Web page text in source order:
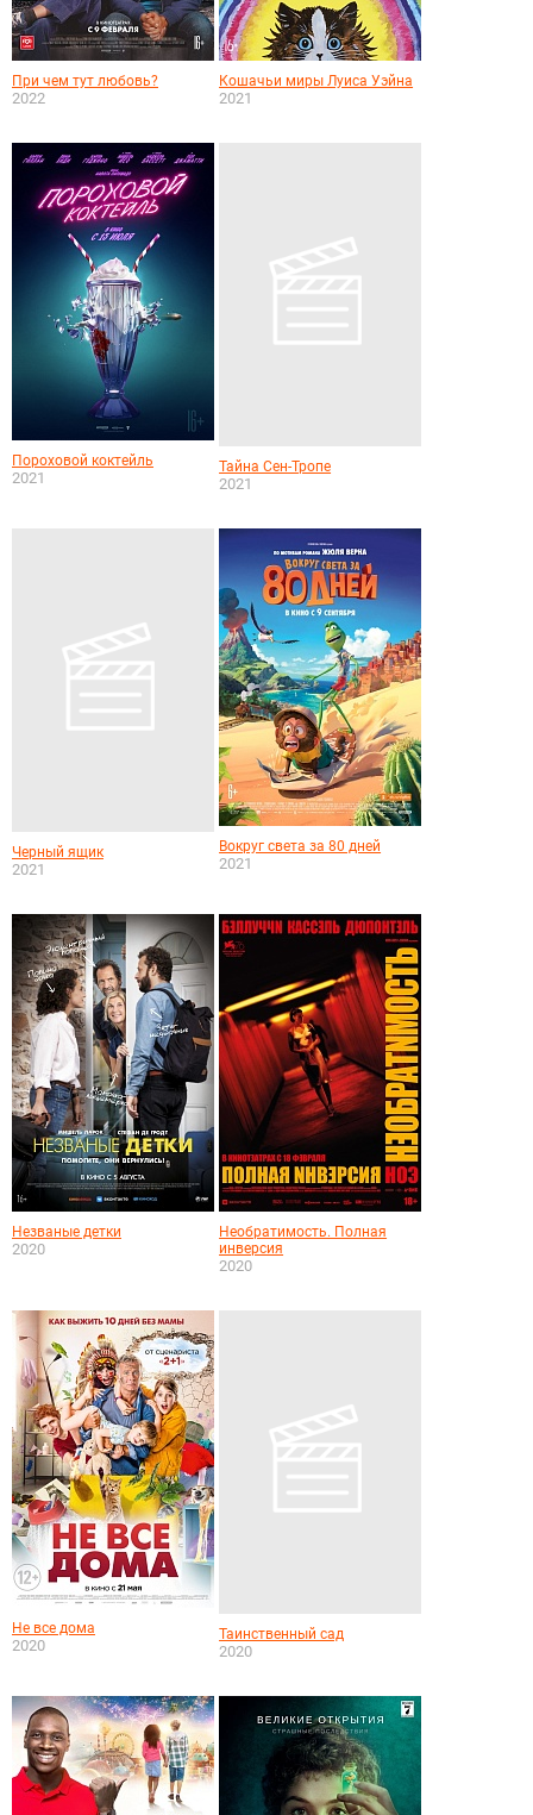
При чем тут любовь?
2022
Кошачьи миры Луиса Уэйна
2021
Пороховой коктейль
2021
Тайна Сен-Тропе
2021
Черный ящик
2021
Вокруг света за 80 дней
2021
Незваные детки
2020
Необратимость. Полная
инверсия
2020
Не все дома
2020
Таинственный сад
2020